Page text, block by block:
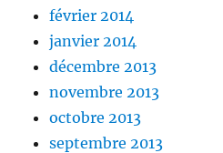
février 2014
janvier 2014
décembre 2013
novembre 2013
octobre 2013
septembre 2013